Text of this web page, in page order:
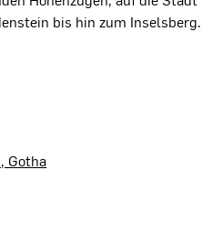
bis hin zum Inselsberg.
Gotha